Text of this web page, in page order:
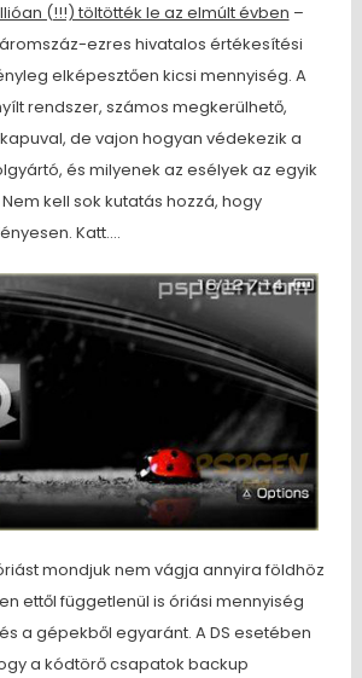
(!!!) töltötték le az elmúlt évben –
ezres hivatalos értékesítési
elképesztően kicsi mennyiség. A
rendszer, számos megkerülhető,
de vajon hogyan védekezik a
és milyenek az esélyek az egyik
kell sok kutatás hozzá, hogy
Katt….
mondjuk nem vágja annyira földhöz
ettől függetlenül is óriási mennyiség
a gépekből egyaránt. A DS esetében
a kódtörő csapatok backup